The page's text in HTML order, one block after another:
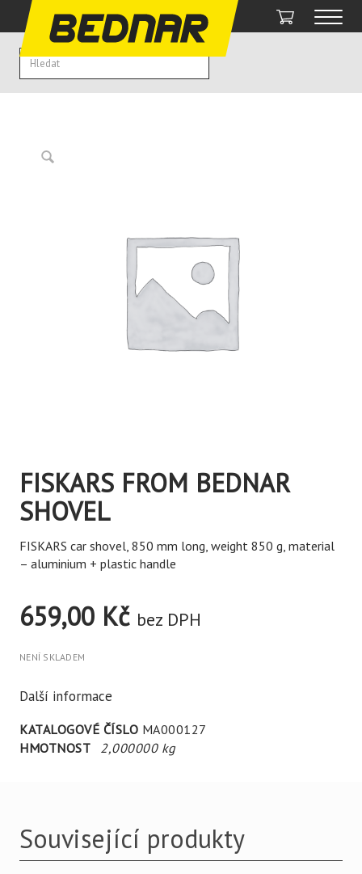
FISKARS FROM BEDNAR
SHOVEL
FISKARS car shovel, 850 mm long, weight 850 g, material
– aluminium + plastic handle
659,00 Kč bez DPH
NENÍ SKLADEM
Další informace
KATALOGOVÉ ČÍSLO MA000127
HMOTNOST
2,000000 kg
Související produkty